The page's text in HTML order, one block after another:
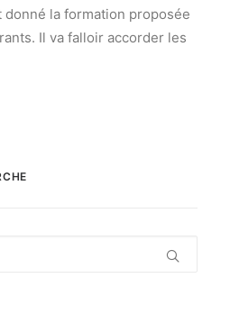
la formation proposée
Il va falloir accorder les